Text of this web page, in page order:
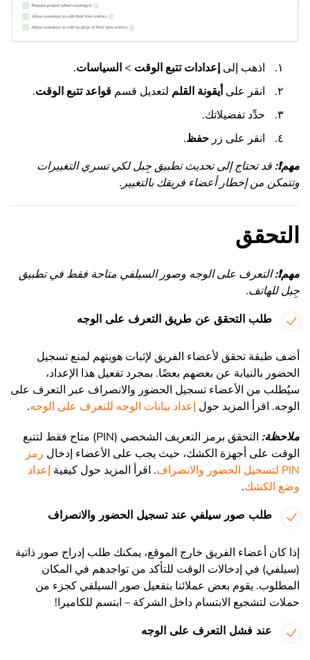
اذهب إلى إعدادات تتبع الوقت >السياسات.
انقر على أيقونة القلم لتعديل قسم قواعد تتبع الوقت.
حدِّد تفضيلاتك.
انقر على زر حفظ.
مهم❗
: قد تحتاج إلى تحديث تطبيق جِبل لكي تسري التغييرات
وتتمكن من إخطار أعضاء فريقك بالتغيير.
التحقق
مهم❗
:التعرف على الوجه وصور السيلفي متاحة فقط في تطبيق
جِبل للهاتف.
طلب التحقق عن طريق التعرف على الوجه
أضف طبقة تحقق لأعضاء الفريق لإثبات هويتهم لمنع تسجيل
الحضور بالنيابة عن بعضهم بعضًا. بمجرد تفعيل هذا الإعداد،
سيُطلب من الأعضاء تسجيل الحضور والانصراف عبر التعرف على
الوجه. اقرأ المزيد حول إعداد بيانات الوجه للتعرف على الوجه.
ملاحظة:
التحقق برمز التعريف الشخصي (PIN) متاح فقط لتتبع
الوقت على أجهزة الكشك، حيث يجب على الأعضاء إدخال رمز
PIN لتسجيل الحضور والانصراف
. اقرأ المزيد حول كيفية إعداد
وضع الكشك.
طلب صور سيلفي عند تسجيل الحضور والانصراف
إذا كان أعضاء الفريق خارج الموقع، يمكنك طلب إدراج صور ذاتية
(سيلفي) في إدخالات الوقت للتأكد من تواجدهم في المكان
المطلوب. يقوم بعض عملائنا بتفعيل صور السيلفي كجزء من
حملات لتشجيع الابتسام داخل الشركة – ابتسم للكاميرا!
عند فشل التعرف على الوجه